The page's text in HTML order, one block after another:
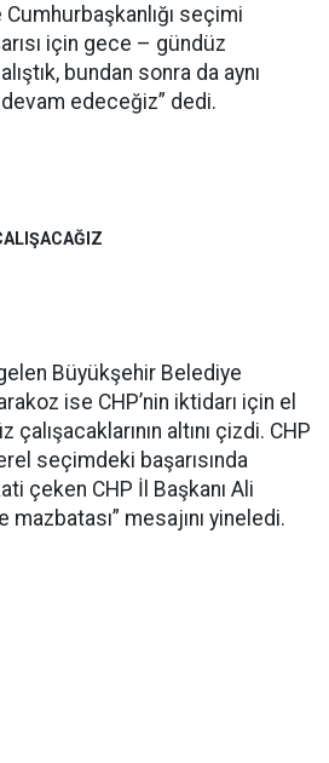
seçimi
için gece – gündüz
bundan sonra da aynı
devam edeceğiz” dedi.
Büyükşehir Belediye
ise CHP’nin iktidarı için el
altını çizdi. CHP
seçimdeki başarısında
çeken CHP İl Başkanı Ali
mazbatası” mesajını yineledi.